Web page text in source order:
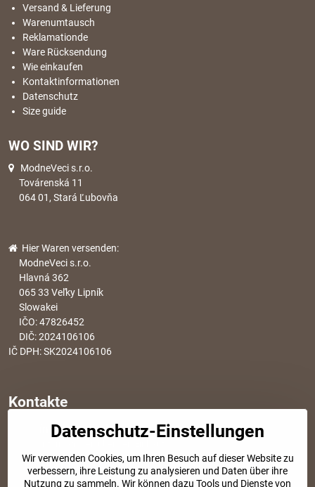
Versand & Lieferung
Warenumtausch
Reklamationde
Ware Rücksendung
Wie einkaufen
Kontaktinformationen
Datenschutz
Size guide
WO SIND WIR?
ModneVeci s.r.o.
Továrenská 11
064 01, Stará Ľubovňa
Hier Waren versenden:
ModneVeci s.r.o.
Hlavná 362
065 33 Veľky Lipník
Slowakei
IČO: 47826452
DIČ: 2024106106
IČ DPH: SK2024106106
Kontakte
info​@modischesachen​.de
+421 917 917 801
Tel. Kundenservice von 8:30 bis 15:00
Datenschutz-Einstellungen
Wir verwenden Cookies, um Ihren Besuch auf dieser Website zu
verbessern, ihre Leistung zu analysieren und Daten über ihre
Nutzung zu sammeln. Wir können dazu Tools und Dienste von